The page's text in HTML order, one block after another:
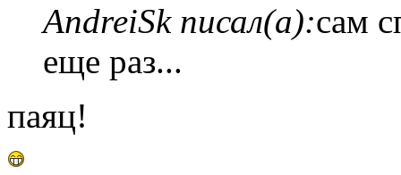
AndreiSk писал(а):сам
еще раз...
паяц!